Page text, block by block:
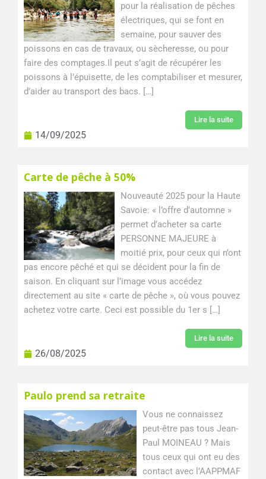
pour la réalisation de pêches
électriques, qui se font en
semaine, pour sauver des
poissons en cas de travaux, ou sècheresse, ou pour
faire des comptages.Il peut s’agit de récupérer les
poissons à l’épuisette, de les comptabiliser et mesurer,
d’aider au transport des bacs. […]
Lire la suite
14/09/2025
Carte de pêche à 50%
Nouveauté 2025 pour la Haute
Savoie: « l’offre d’automne »
permet d’acheter sa carte
PERSONNE MAJEURE à
moitié prix, pour ceux qui n’ont
pas encore pêché et qui se décident pour la fin de
saison. En cliquant sur l’image vous accédez
directement au site « carte de pêche », où vous pouvez
achetez votre carte. Ceci est possible du 1er s […]
Lire la suite
26/08/2025
Paulo prend sa retraite
Vous ne connaissez
peut-être pas tous Jean-
Paul MOINEAU ? Mais
tous ceux qui ont eu des
contact avec l’AAPPMAF